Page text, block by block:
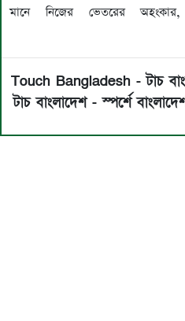
মানে নিজের ভেতরের
Touch Bangladesh - টাচ
টাচ বাংলাদেশ - স্পর্শে